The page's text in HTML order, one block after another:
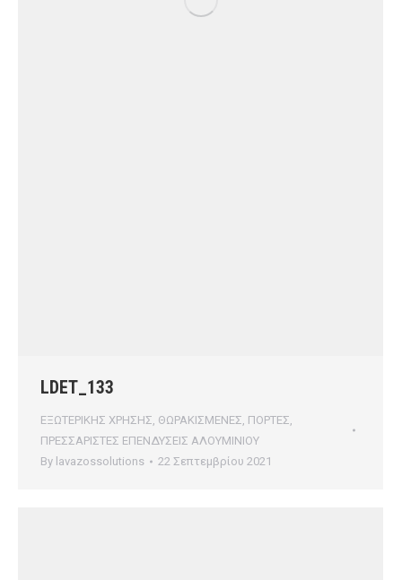
LDET_133
ΕΞΩΤΕΡΙΚΗΣ ΧΡΗΣΗΣ, ΘΩΡΑΚΙΣΜΕΝΕΣ, ΠΟΡΤΕΣ,
ΠΡΕΣΣΑΡΙΣΤΕΣ ΕΠΕΝΔΥΣΕΙΣ ΑΛΟΥΜΙΝΙΟΥ
By lavazossolutions 22 Σεπτεμβρίου 2021